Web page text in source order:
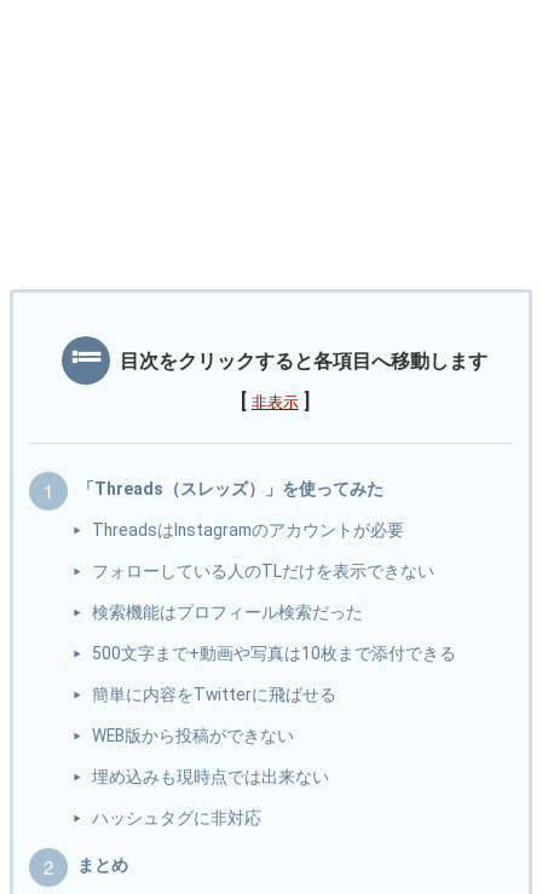
目次をクリックすると各項目へ移動します
非表示
「Threads（スレッズ）」を使ってみた
ThreadsはInstagramのアカウントが必要
フォローしている人のTLだけを表示できない
検索機能はプロフィール検索だった
500文字まで+動画や写真は10枚まで添付できる
簡単に内容をTwitterに飛ばせる
WEB版から投稿ができない
埋め込みも現時点では出来ない
ハッシュタグに非対応
まとめ